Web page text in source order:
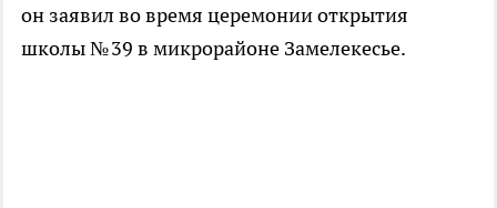
он заявил во время церемонии открытия
школы № 39 в микрорайоне Замелекесье.